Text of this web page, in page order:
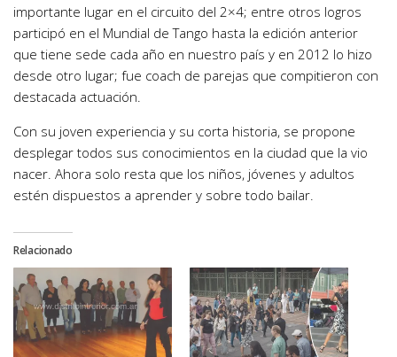
importante lugar en el circuito del 2×4; entre otros logros
participó en el Mundial de Tango hasta la edición anterior
que tiene sede cada año en nuestro país y en 2012 lo hizo
desde otro lugar; fue coach de parejas que compitieron con
destacada actuación.
Con su joven experiencia y su corta historia, se propone
desplegar todos sus conocimientos en la ciudad que la vio
nacer. Ahora solo resta que los niños, jóvenes y adultos
estén dispuestos a aprender y sobre todo bailar.
Relacionado